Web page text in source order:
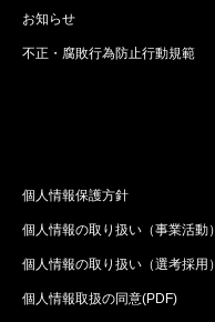
お知らせ
不正・腐敗行為防止行動規範
個人情報保護方針
個人情報の取り扱い（事業活動）
個人情報の取り扱い（選考採用）
個人情報取扱の同意(PDF)